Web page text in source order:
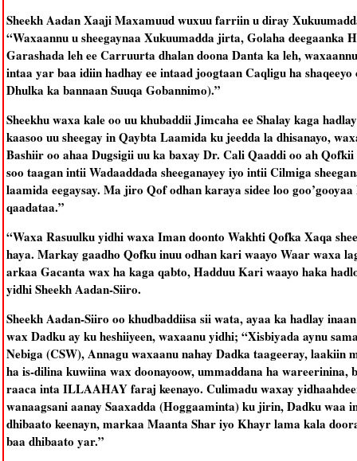
Sheekh Aadan Xaaji Maxamuud wuxuu farriin u diray
“Waxaannu u sheegaynaa Xukuumadda jirta, Golaha
Garashada leh ee Carruurta dhalan doona Danta ka leh,
intaa yar baa idiin hadhay ee intaad joogtaan Caqligu ha
Dhulka ka bannaan Suuqa Gobannimo).”
Sheekhu waxa kale oo uu khubaddii Jimcaha ee Shalay kaga
kaasoo uu sheegay in Qaybta Laamida ku jeedda la dhisanayo,
Bashiir oo ahaa Dugsigii uu ka baxay Dr. Cali Qaaddi oo ah
soo taagan intii Wadaaddada sheeganayey iyo intii Cilmiga
laamida eegaysay. Ma jiro Qof odhan karaya sidee loo
qaadataa.”
“Waxa Rasuulku yidhi waxa Iman doonto Wakhti Qofka Xaqa
haya. Markay gaadho Qofku inuu odhan kari waayo Waar waxa
arkaa Gacanta wax ha kaga qabto, Hadduu Kari waayo haka
yidhi Sheekh Aadan-Siiro.
Sheekh Aadan-Siiro oo khudbaddiisa sii wata, ayaa ka hadlay
wax Dadku ay ku heshiiyeen, waxaanu yidhi; “Xisbiyada aynu
Nebiga (CSW), Annagu waxaanu nahay Dadka taageeray, laakiin
ha is-dilina kuwiina wax doonayoow, ummaddana ha wareerinina,
raaca inta ILLAAHAY faraj keenayo. Culimadu waxay
wanaagsani aanay Saaxadda (Hoggaaminta) ku jirin, Dadku waa
dhibaato keenayn, markaa Maanta Shar iyo Khayr lama kala
baa dhibaato yar.”